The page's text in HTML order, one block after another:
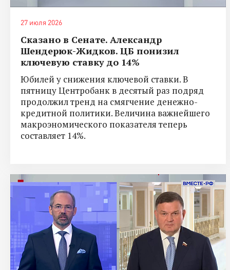
27 июля 2026
Сказано в Сенате. Александр
Шендерюк-Жидков. ЦБ понизил
ключевую ставку до 14%
Юбилей у снижения ключевой ставки. В
пятницу Центробанк в десятый раз подряд
продолжил тренд на смягчение денежно-
кредитной политики. Величина важнейшего
макроэномического показателя теперь
составляет 14%.